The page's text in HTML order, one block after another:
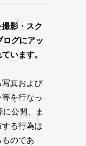
影・スク
ログにアッ
います。
真および
を行なっ
公開、ま
る行為は
のであ